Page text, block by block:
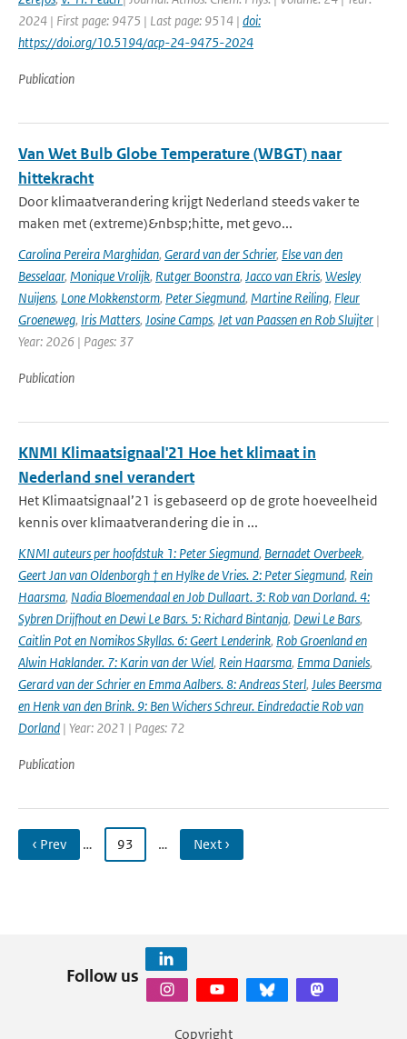
2024 | First page: 9475 | Last page: 9514 | doi:
https://doi.org/10.5194/acp-24-9475-2024
Publication
Van Wet Bulb Globe Temperature (WBGT) naar
hittekracht
Door klimaatverandering krijgt Nederland steeds vaker te
maken met (extreme)&nbsp;hitte, met gevo...
Carolina Pereira Marghidan, Gerard van der Schrier, Else van den
Besselaar, Monique Vrolijk, Rutger Boonstra, Jacco van Ekris, Wesley
Nuijens, Lone Mokkenstorm, Peter Siegmund, Martine Reiling, Fleur
Groeneweg, Iris Matters, Josine Camps, Jet van Paassen en Rob Sluijter |
Year: 2026 | Pages: 37
Publication
KNMI Klimaatsignaal'21 Hoe het klimaat in
Nederland snel verandert
Het Klimaatsignaal’21 is gebaseerd op de grote hoeveelheid
kennis over klimaatverandering die in ...
KNMI auteurs per hoofdstuk 1: Peter Siegmund, Bernadet Overbeek,
Geert Jan van Oldenborgh † en Hylke de Vries. 2: Peter Siegmund, Rein
Haarsma, Nadia Bloemendaal en Job Dullaart. 3: Rob van Dorland. 4:
Sybren Drijfhout en Dewi Le Bars. 5: Richard Bintanja, Dewi Le Bars,
Caitlin Pot en Nomikos Skyllas. 6: Geert Lenderink, Rob Groenland en
Alwin Haklander. 7: Karin van der Wiel, Rein Haarsma, Emma Daniels,
Gerard van der Schrier en Emma Aalbers. 8: Andreas Sterl, Jules Beersma
en Henk van den Brink. 9: Ben Wichers Schreur. Eindredactie Rob van
Dorland | Year: 2021 | Pages: 72
Publication
‹ Prev … 93 … Next ›
Follow us
Copyright